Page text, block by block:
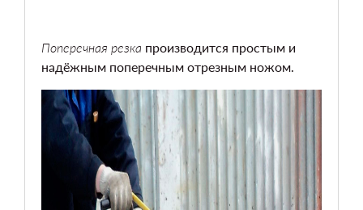
Поперечная резка производится простым и
надёжным поперечным отрезным ножом.